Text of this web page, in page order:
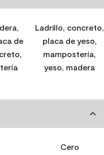
de
Ladrillo, concreto,
placa de yeso,
mampostería,
yeso, madera
Cero